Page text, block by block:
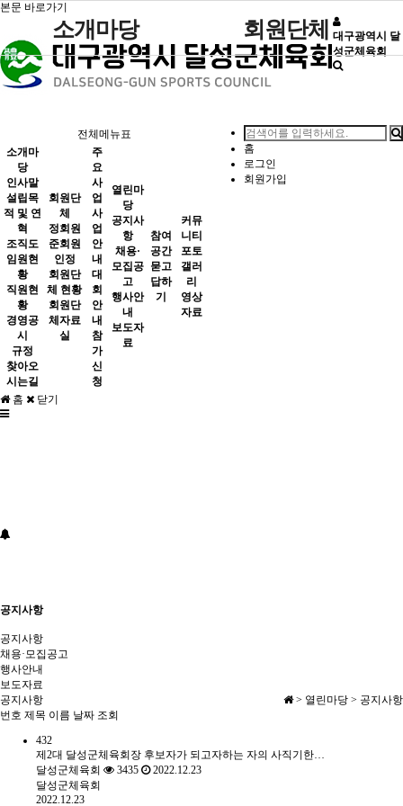
본문 바로가기
홈
로그인
회원가입
대구광역시 달
성군체육회
소개마당
인사말
조직도
임원현황
직원현황
경영공시
규정
찾아오시는길
회원단체
정회원
인정
회원단체 현황
회원단체자료실
사업안내
참가신청
공지사항
행사안내
보도자료
참여공간
묻고답하기
커뮤니티
포토갤러리
전체메뉴표
소개마
당
인사말
설립목
적 및 연
혁
조직도
임원현
황
직원현
황
경영공
시
규정
찾아오
시는길
회원단
체
정회원
준회원
인정
회원단
체 현황
회원단
체자료
실
주
요
사
업
사
업
안
내
대
회
안
내
참
가
신
청
열린마
당
공지사
항
채용·
모집공
고
행사안
내
보도자
료
참여
공간
묻고
답하
기
커뮤
니티
포토
갤러
리
영상
자료
홈 닫기
공지사항
공지사항
채용·모집공고
행사안내
보도자료
> 열린마당 > 공지사항
공지사항
번호 제목 이름 날짜 조회
432
제2대 달성군체육회장 후보자가 되고자하는 자의 사직기한…
달성군체육회
3435
2022.12.23
달성군체육회
2022.12.23